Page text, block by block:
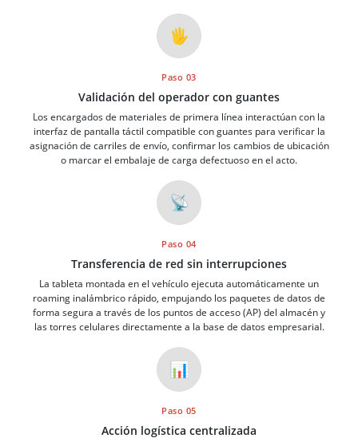
🖐️
Paso 03
Validación del operador con guantes
Los encargados de materiales de primera línea interactúan con la
interfaz de pantalla táctil compatible con guantes para verificar la
asignación de carriles de envío, confirmar los cambios de ubicación
o marcar el embalaje de carga defectuoso en el acto.
📡
Paso 04
Transferencia de red sin interrupciones
La tableta montada en el vehículo ejecuta automáticamente un
roaming inalámbrico rápido, empujando los paquetes de datos de
forma segura a través de los puntos de acceso (AP) del almacén y
las torres celulares directamente a la base de datos empresarial.
📊
Paso 05
Acción logística centralizada